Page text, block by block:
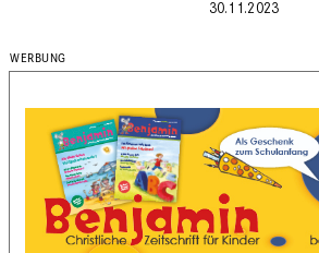
30.11.2023